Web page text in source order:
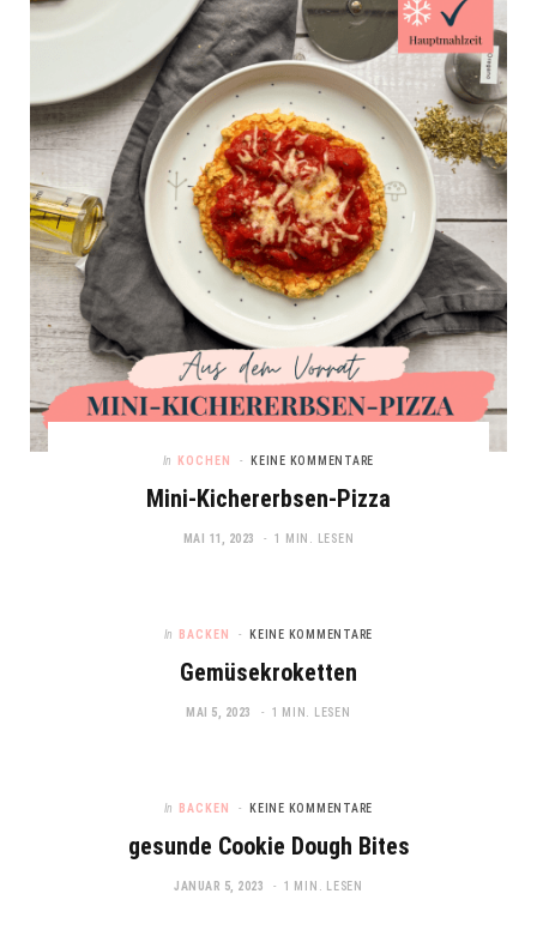
In KOCHEN KEINE KOMMENTARE
Mini-Kichererbsen-Pizza
MAI 11, 2023 1 MIN. LESEN
In BACKEN KEINE KOMMENTARE
Gemüsekroketten
MAI 5, 2023 1 MIN. LESEN
In BACKEN KEINE KOMMENTARE
gesunde Cookie Dough Bites
JANUAR 5, 2023 1 MIN. LESEN